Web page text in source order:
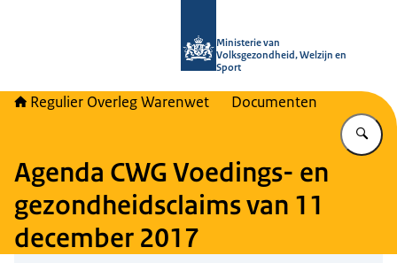
Ministerie van
Volksgezondheid, Welzijn en
Sport
Regulier Overleg Warenwet Documenten
Agenda CWG Voedings- en
gezondheidsclaims van 11
december 2017